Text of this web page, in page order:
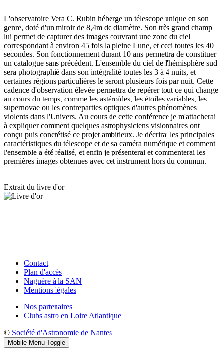
L'observatoire Vera C. Rubin héberge un télescope unique en son
genre, doté d'un miroir de 8,4m de diamètre. Son très grand champ
lui permet de capturer des images couvrant une zone du ciel
correspondant à environ 45 fois la pleine Lune, et ceci toutes les 40
secondes. Son fonctionnement durant 10 ans permettra de constituer
un catalogue sans précédent. L'ensemble du ciel de l'hémisphère sud
sera photographié dans son intégralité toutes les 3 à 4 nuits, et
certaines régions particulières le seront plusieurs fois par nuit. Cette
cadence d'observation élevée permettra de repérer tout ce qui change
au cours du temps, comme les astéroïdes, les étoiles variables, les
supernovae ou les contreparties optiques d'autres phénomènes
violents dans l'Univers. Au cours de cette conférence je m'attacherai
à expliquer comment quelques astrophysiciens visionnaires ont
conçu puis concrétisé ce projet ambitieux. Je décrirai les principales
caractéristiques du télescope et de sa caméra numérique et comment
l'ensemble a été réalisé, et enfin je présenterai et commenterai les
premières images obtenues avec cet instrument hors du commun.
Extrait du livre d'or
Contact
Plan d'accès
Naguère à la SAN
Mentions légales
Nos partenaires
Clubs astro en Loire Atlantique
© Société d'Astronomie de Nantes
Mobile Menu Toggle